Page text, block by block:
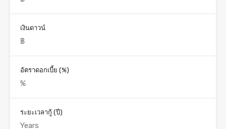
เงินดาวน์
อัตราดอกเบี้ย (%)
ระยะเวลากู้ (ปี)